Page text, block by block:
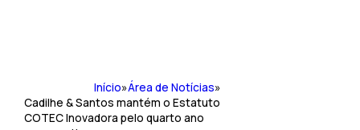
Início»Área de Notícias»
Cadilhe & Santos mantém o Estatuto
COTEC Inovadora pelo quarto ano